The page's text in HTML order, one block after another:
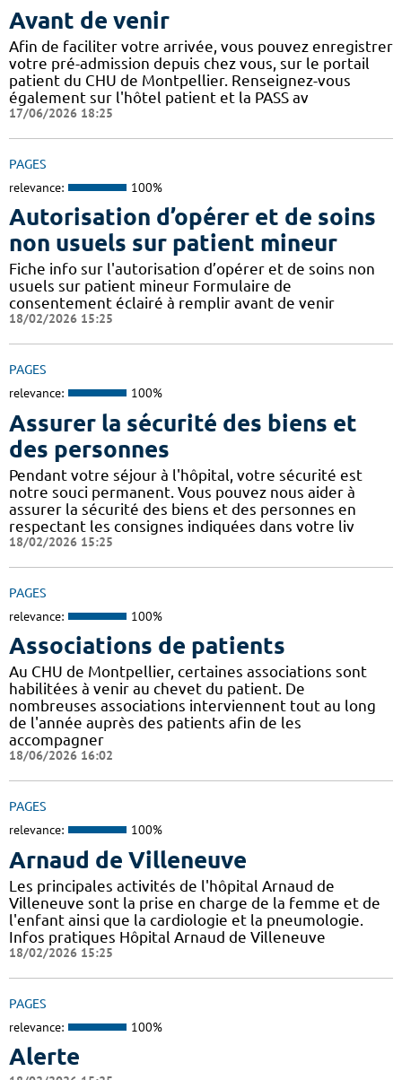
Avant de venir
Afin de faciliter votre arrivée, vous pouvez enregistrer
votre pré-admission depuis chez vous, sur le portail
patient du CHU de Montpellier. Renseignez-vous
également sur l'hôtel patient et la PASS av
17/06/2026 18:25
PAGES
relevance: 100%
Autorisation d’opérer et de soins
non usuels sur patient mineur
Fiche info sur l'autorisation d’opérer et de soins non
usuels sur patient mineur Formulaire de
consentement éclairé à remplir avant de venir
18/02/2026 15:25
PAGES
relevance: 100%
Assurer la sécurité des biens et
des personnes
Pendant votre séjour à l'hôpital, votre sécurité est
notre souci permanent. Vous pouvez nous aider à
assurer la sécurité des biens et des personnes en
respectant les consignes indiquées dans votre liv
18/02/2026 15:25
PAGES
relevance: 100%
Associations de patients
Au CHU de Montpellier, certaines associations sont
habilitées à venir au chevet du patient. De
nombreuses associations interviennent tout au long
de l'année auprès des patients afin de les
accompagner
18/06/2026 16:02
PAGES
relevance: 100%
Arnaud de Villeneuve
Les principales activités de l'hôpital Arnaud de
Villeneuve sont la prise en charge de la femme et de
l'enfant ainsi que la cardiologie et la pneumologie.
Infos pratiques Hôpital Arnaud de Villeneuve
18/02/2026 15:25
PAGES
relevance: 100%
Alerte